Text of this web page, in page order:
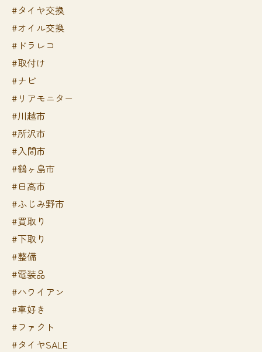
#タイヤ交換
#オイル交換
#ドラレコ
#取付け
#ナビ
#リアモニター
#川越市
#所沢市
#入間市
#鶴ヶ島市
#日高市
#ふじみ野市
#買取り
#下取り
#整備
#電装品
#ハワイアン
#車好き
#ファクト
#タイヤSALE